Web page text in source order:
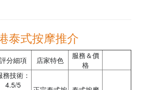
泰式按摩推介
評分細項 店家特色
服務＆價
格
務技術：
4.5/5